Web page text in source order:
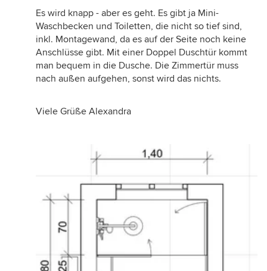
Es wird knapp - aber es geht. Es gibt ja Mini-
Waschbecken und Toiletten, die nicht so tief sind,
inkl. Montagewand, da es auf der Seite noch keine
Anschlüsse gibt. Mit einer Doppel Duschtür kommt
man bequem in die Dusche. Die Zimmertür muss
nach außen aufgehen, sonst wird das nichts.
Viele Grüße Alexandra